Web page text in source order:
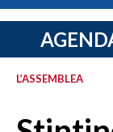
CRONACA
L’ASSEMBLEA